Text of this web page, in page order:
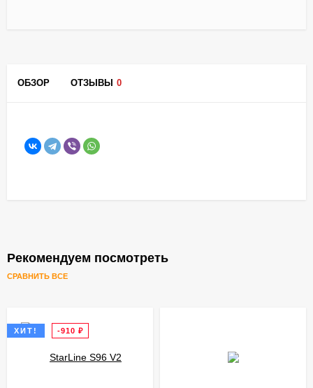
ОБЗОР ОТЗЫВЫ 0
Рекомендуем посмотреть
СРАВНИТЬ ВСЕ
ХИТ! -910 ₽